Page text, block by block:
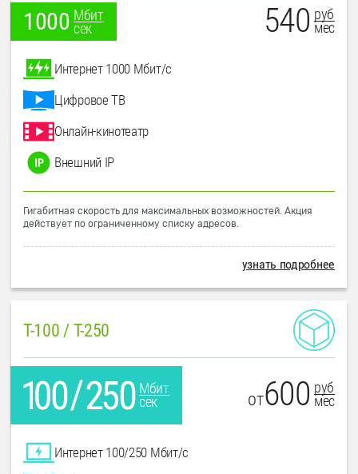
1000 Мбит
сек
540 руб
мес
Интернет 1000 Мбит/с
Цифровое ТВ
Онлайн-кинотеатр
Внешний IP
Гигабитная скорость для максимальных возможностей. Акция
действует по ограниченному списку адресов.
узнать подробнее
T-100 / T-250
Мбит
сек
от600 руб
мес
Интернет 100/250 Мбит/с